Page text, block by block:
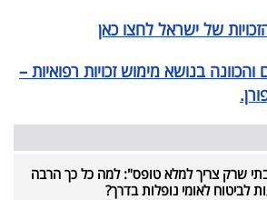
של ישראל לחצו כאן
בנושא מימוש זכויות רפואיות –
שרק צריך למלא טופס": למה כל כך הרבה
לביטוח לאומי נופלות בדרך?